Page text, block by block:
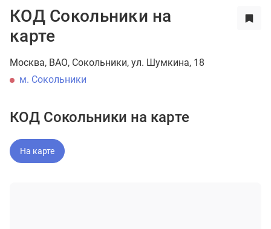
КОД Сокольники на
карте
Москва ВАО Сокольники ул. Шумкина, 18
м. Сокольники
КОД Сокольники на карте
На карте